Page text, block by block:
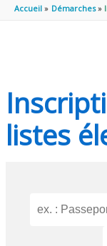
Accueil Démarches
listes